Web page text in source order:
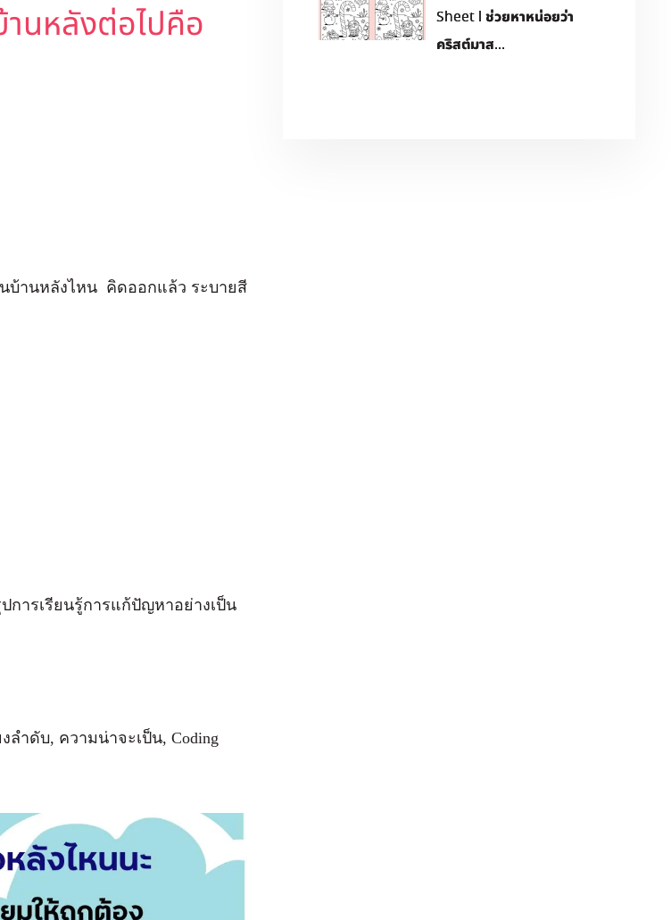
นหลังต่อไปคือ
บ้านหลังไหน คิดออกแล้ว ระบายสี
การเรียนรู้การแก้ปัญหาอย่างเป็น
ลำดับ, ความน่าจะเป็น, Coding
Sheet l ช่วยหาหน่อยว่า
คริสต์มาส...